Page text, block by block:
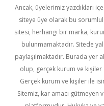
Ancak, üyelerimiz yazdıkları
siteye üye olarak bu
sitesi, herhangi bir marka,
bulunmamaktadır. Sitede
paylaşılmaktadır. Burada yer
olup, gerçek kurum ve kişiler
Gerçek kurum ve kişiler ile
Sitemiz, kar amacı gütmeyen